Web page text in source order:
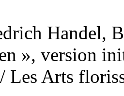
Handel,
», version
Les Arts